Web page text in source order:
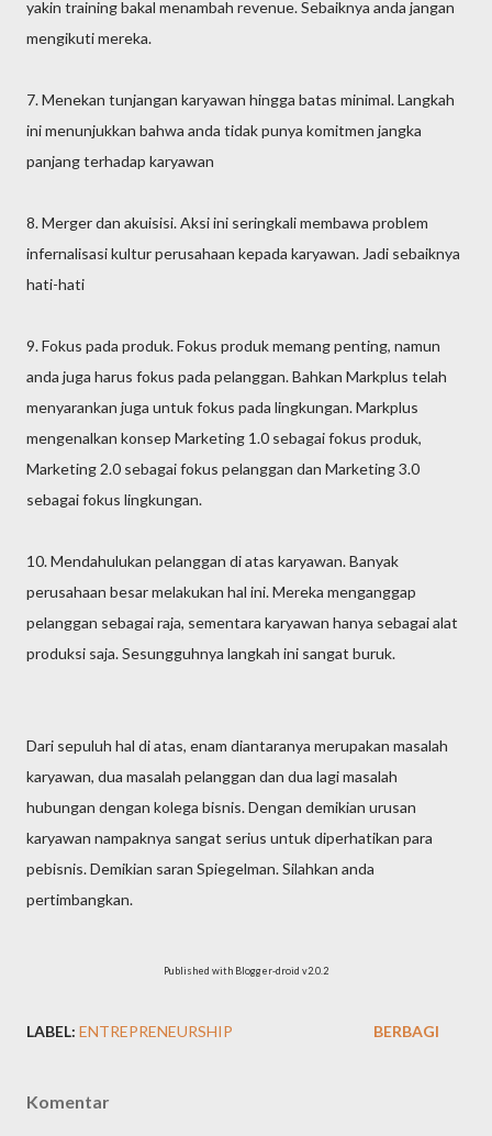
yakin training bakal menambah revenue. Sebaiknya anda jangan
mengikuti mereka.
7. Menekan tunjangan karyawan hingga batas minimal. Langkah
ini menunjukkan bahwa anda tidak punya komitmen jangka
panjang terhadap karyawan
8. Merger dan akuisisi. Aksi ini seringkali membawa problem
infernalisasi kultur perusahaan kepada karyawan. Jadi sebaiknya
hati-hati
9. Fokus pada produk. Fokus produk memang penting, namun
anda juga harus fokus pada pelanggan. Bahkan Markplus telah
menyarankan juga untuk fokus pada lingkungan. Markplus
mengenalkan konsep Marketing 1.0 sebagai fokus produk,
Marketing 2.0 sebagai fokus pelanggan dan Marketing 3.0
sebagai fokus lingkungan.
10. Mendahulukan pelanggan di atas karyawan. Banyak
perusahaan besar melakukan hal ini. Mereka menganggap
pelanggan sebagai raja, sementara karyawan hanya sebagai alat
produksi saja. Sesungguhnya langkah ini sangat buruk.
Dari sepuluh hal di atas, enam diantaranya merupakan masalah
karyawan, dua masalah pelanggan dan dua lagi masalah
hubungan dengan kolega bisnis. Dengan demikian urusan
karyawan nampaknya sangat serius untuk diperhatikan para
pebisnis. Demikian saran Spiegelman. Silahkan anda
pertimbangkan.
Published with Blogger-droid v2.0.2
LABEL: ENTREPRENEURSHIP BERBAGI
Komentar